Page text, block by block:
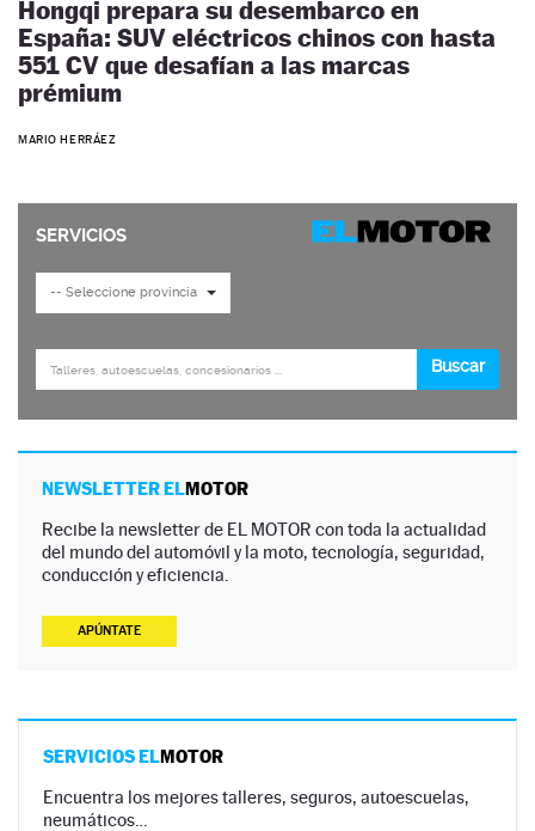
Hongqi prepara su desembarco en
España: SUV eléctricos chinos con hasta
551 CV que desafían a las marcas
prémium
MARIO HERRÁEZ
NEWSLETTER ELMOTOR
Recibe la newsletter de EL MOTOR con toda la actualidad
del mundo del automóvil y la moto, tecnología, seguridad,
conducción y eficiencia.
APÚNTATE
SERVICIOS ELMOTOR
Encuentra los mejores talleres, seguros, autoescuelas,
neumáticos…